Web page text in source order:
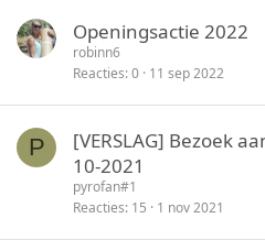
Openingsactie 2022
robinn6
Reacties 0 11 sep 2022
P
[VERSLAG] Bezoek
10-2021
pyrofan#1
Reacties 15 1 nov 2021